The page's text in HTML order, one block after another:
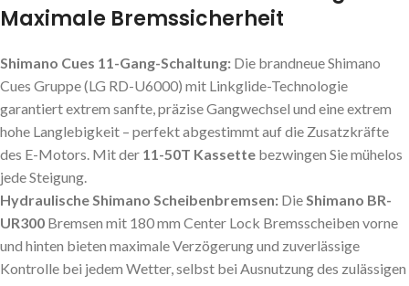
Maximale Bremssicherheit
Shimano Cues 11-Gang-Schaltung: Die brandneue Shimano
Cues Gruppe (LG RD-U6000) mit Linkglide-Technologie
garantiert extrem sanfte, präzise Gangwechsel und eine extrem
hohe Langlebigkeit – perfekt abgestimmt auf die Zusatzkräfte
des E-Motors. Mit der 11-50T Kassette bezwingen Sie mühelos
jede Steigung.
Hydraulische Shimano Scheibenbremsen: DieShimano BR-
UR300 Bremsen mit 180 mm Center Lock Bremsscheiben vorne
und hinten bieten maximale Verzögerung und zuverlässige
Kontrolle bei jedem Wetter, selbst bei Ausnutzung des zulässigen